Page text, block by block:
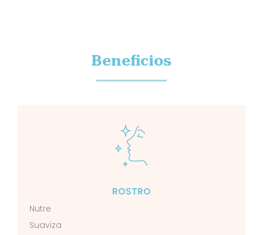
Beneficios
ROSTRO
Nutre
Suaviza